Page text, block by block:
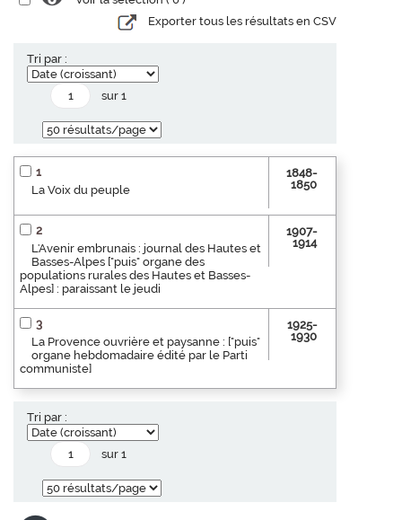
Exporter tous les résultats en CSV
Tri par :
sur 1
1
La Voix du peuple
1848-
1850
2
L'Avenir embrunais : journal des Hautes et
Basses-Alpes ["puis" organe des
populations rurales des Hautes et Basses-
Alpes] : paraissant le jeudi
1907-
1914
3
La Provence ouvrière et paysanne : ["puis"
organe hebdomadaire édité par le Parti
communiste]
1925-
1930
Tri par :
sur 1